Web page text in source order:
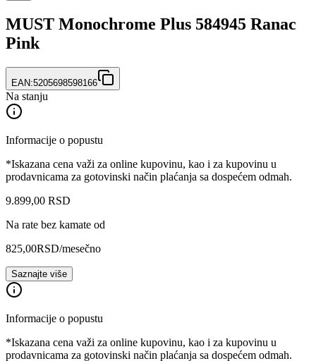
MUST Monochrome Plus 584945 Ranac
Pink
EAN:5205698598166
Na stanju
Informacije o popustu
*Iskazana cena važi za online kupovinu, kao i za kupovinu u
prodavnicama za gotovinski način plaćanja sa dospećem odmah.
9.899,00 RSD
Na rate bez kamate od
825,00RSD/mesečno
Saznajte više
Informacije o popustu
*Iskazana cena važi za online kupovinu, kao i za kupovinu u
prodavnicama za gotovinski način plaćanja sa dospećem odmah.